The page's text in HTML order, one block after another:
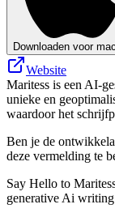
Downloaden voor
Website
Maritess is een AI-
unieke en
waardoor het
Ben je de
deze vermelding te
Say Hello to
generative Ai